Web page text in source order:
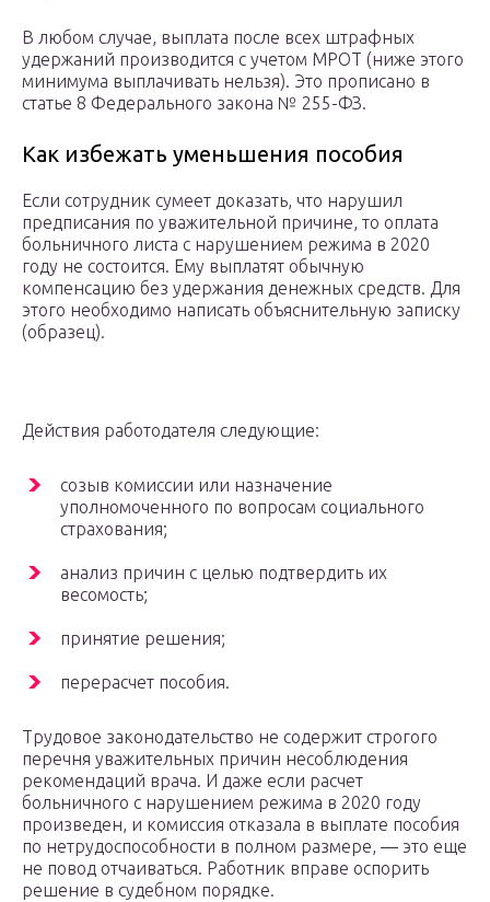
В любом случае, выплата после всех штрафных
удержаний производится с учетом МРОТ (ниже этого
минимума выплачивать нельзя). Это прописано в
статье 8 Федерального закона № 255-ФЗ.
Как избежать уменьшения пособия
Если сотрудник сумеет доказать, что нарушил
предписания по уважительной причине, то оплата
больничного листа с нарушением режима в 2020
году не состоится. Ему выплатят обычную
компенсацию без удержания денежных средств. Для
этого необходимо написать объяснительную записку
(образец).
Действия работодателя следующие:
созыв комиссии или назначение
уполномоченного по вопросам социального
страхования;
анализ причин с целью подтвердить их
весомость;
принятие решения;
перерасчет пособия.
Трудовое законодательство не содержит строгого
перечня уважительных причин несоблюдения
рекомендаций врача. И даже если расчет
больничного с нарушением режима в 2020 году
произведен, и комиссия отказала в выплате пособия
по нетрудоспособности в полном размере, — это еще
не повод отчаиваться. Работник вправе оспорить
решение в судебном порядке.